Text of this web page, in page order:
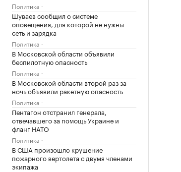
Политика
Шуваев сообщил о системе
оповещения, для которой не нужны
сеть и зарядка
Политика
В Московской области объявили
беспилотную опасность
Политика
В Московской области второй раз за
ночь объявили ракетную опасность
Политика
Пентагон отстранил генерала,
отвечавшего за помощь Украине и
фланг НАТО
Политика
В США произошло крушение
пожарного вертолета с двумя членами
экипажа